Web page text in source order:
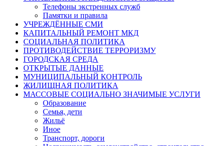
Телефоны экстренных служб
Памятки и правила
УЧРЕЖДЁННЫЕ СМИ
КАПИТАЛЬНЫЙ РЕМОНТ МКД
СОЦИАЛЬНАЯ ПОЛИТИКА
ПРОТИВОДЕЙСТВИЕ ТЕРРОРИЗМУ
ГОРОДСКАЯ СРЕДА
ОТКРЫТЫЕ ДАННЫЕ
МУНИЦИПАЛЬНЫЙ КОНТРОЛЬ
ЖИЛИЩНАЯ ПОЛИТИКА
МАССОВЫЕ СОЦИАЛЬНО ЗНАЧИМЫЕ УСЛУГИ
Образование
Семья, дети
Жильё
Иное
Транспорт, дороги